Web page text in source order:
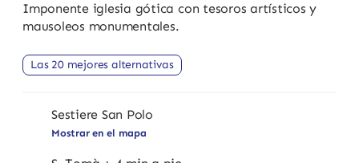
Imponente iglesia gótica con tesoros artísticos y
mausoleos monumentales.
Las 20 mejores alternativas
Sestiere San Polo
Mostrar en el mapa